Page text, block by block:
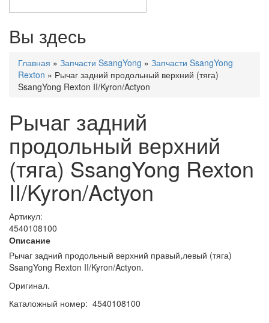
Вы здесь
Главная » Запчасти SsangYong » Запчасти SsangYong
Rexton » Рычаг задний продольный верхний (тяга)
SsangYong Rexton II/Kyron/Actyon
Рычаг задний
продольный верхний
(тяга) SsangYong Rexton
II/Kyron/Actyon
Артикул:
4540108100
Описание
Рычаг задний продольный верхний правый,левый (тяга)
SsangYong Rexton II/Kyron/Actyon.
Оригинал.
Каталожный номер: 4540108100